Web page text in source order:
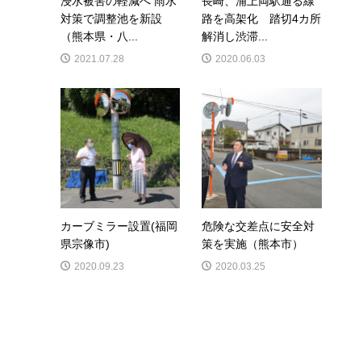
対策で調整池を新設
（熊本県・八...
2021.07.28
路を高架化 踏切4カ所
解消し渋滞...
2020.06.03
カーブミラー設置(福岡
県宗像市)
2020.09.23
危険な交差点に安全対
策を実施（熊本市）
2020.03.25